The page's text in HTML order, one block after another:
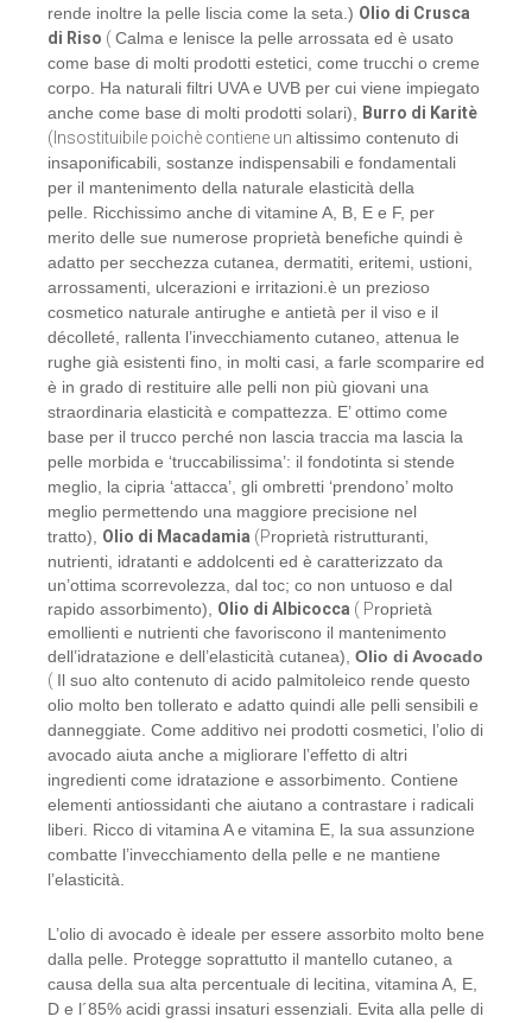
rende inoltre la pelle liscia come la seta.) Olio di Crusca
di Riso ( Calma e lenisce la pelle arrossata ed è usato
come base di molti prodotti estetici, come trucchi o creme
corpo. Ha naturali filtri UVA e UVB per cui viene impiegato
anche come base di molti prodotti solari), Burro di Karitè
(Insostituibile poichè contiene un altissimo contenuto di
insaponificabili, sostanze indispensabili e fondamentali
per il mantenimento della naturale elasticità della
pelle. Ricchissimo anche di vitamine A, B, E e F, per
merito delle sue numerose proprietà benefiche quindi è
adatto per secchezza cutanea, dermatiti, eritemi, ustioni,
arrossamenti, ulcerazioni e irritazioni.è un prezioso
cosmetico naturale antirughe e antietà per il viso e il
décolleté, rallenta l’invecchiamento cutaneo, attenua le
rughe già esistenti fino, in molti casi, a farle scomparire ed
è in grado di restituire alle pelli non più giovani una
straordinaria elasticità e compattezza. E’ ottimo come
base per il trucco perché non lascia traccia ma lascia la
pelle morbida e ‘truccabilissima’: il fondotinta si stende
meglio, la cipria ‘attacca’, gli ombretti ‘prendono’ molto
meglio permettendo una maggiore precisione nel
tratto), Olio di Macadamia (Proprietà ristrutturanti,
nutrienti, idratanti e addolcenti ed è caratterizzato da
un’ottima scorrevolezza, dal toc; co non untuoso e dal
rapido assorbimento), Olio di Albicocca ( Proprietà
emollienti e nutrienti che favoriscono il mantenimento
dell’idratazione e dell’elasticità cutanea), Olio di Avocado
( Il suo alto contenuto di acido palmitoleico rende questo
olio molto ben tollerato e adatto quindi alle pelli sensibili e
danneggiate. Come additivo nei prodotti cosmetici, l’olio di
avocado aiuta anche a migliorare l’effetto di altri
ingredienti come idratazione e assorbimento. Contiene
elementi antiossidanti che aiutano a contrastare i radicali
liberi. Ricco di vitamina A e vitamina E, la sua assunzione
combatte l’invecchiamento della pelle e ne mantiene
l’elasticità.
L’olio di avocado è ideale per essere assorbito molto bene
dalla pelle. Protegge soprattutto il mantello cutaneo, a
causa della sua alta percentuale di lecitina, vitamina A, E,
D e l´85% acidi grassi insaturi essenziali. Evita alla pelle di